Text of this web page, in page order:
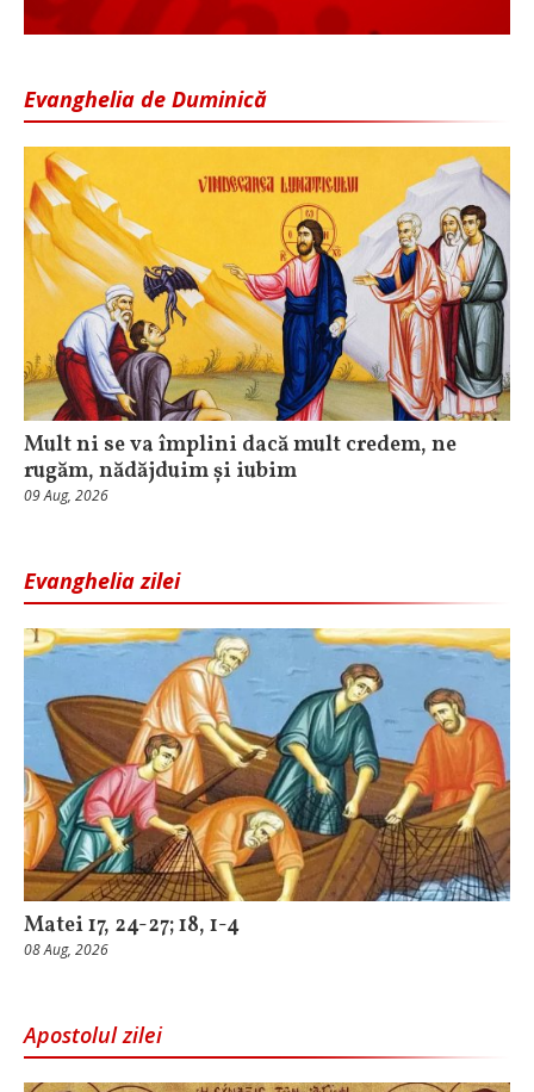
Evanghelia de Duminică
Mult ni se va împlini dacă mult credem, ne
rugăm, nădăjduim și iubim
09 Aug, 2026
Evanghelia zilei
Matei 17, 24-27; 18, 1-4
08 Aug, 2026
Apostolul zilei